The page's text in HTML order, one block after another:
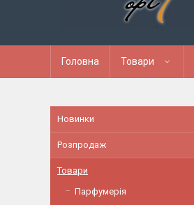
Головна Товари
Новинки
Розпродаж
Товари
Парфумерія